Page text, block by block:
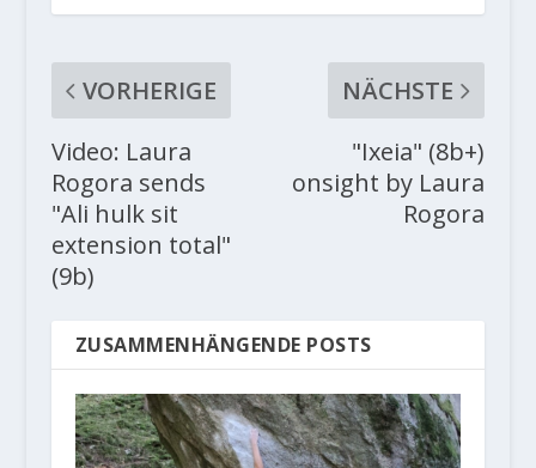
VORHERIGE
Video: Laura
Rogora sends
"Ali hulk sit
extension total"
(9b)
NÄCHSTE
"Ixeia" (8b+)
onsight by Laura
Rogora
ZUSAMMENHÄNGENDE POSTS